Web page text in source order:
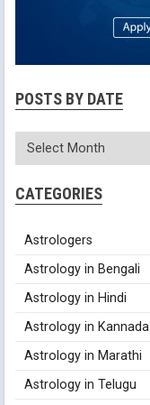
POSTS BY DATE
CATEGORIES
Astrologers
Astrology in Bengali
Astrology in Hindi
Astrology in Kannada
Astrology in Marathi
Astrology in Telugu